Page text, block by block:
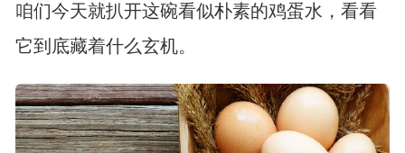
咱们今天就扒开这碗看似朴素的鸡蛋水，看看
它到底藏着什么玄机。